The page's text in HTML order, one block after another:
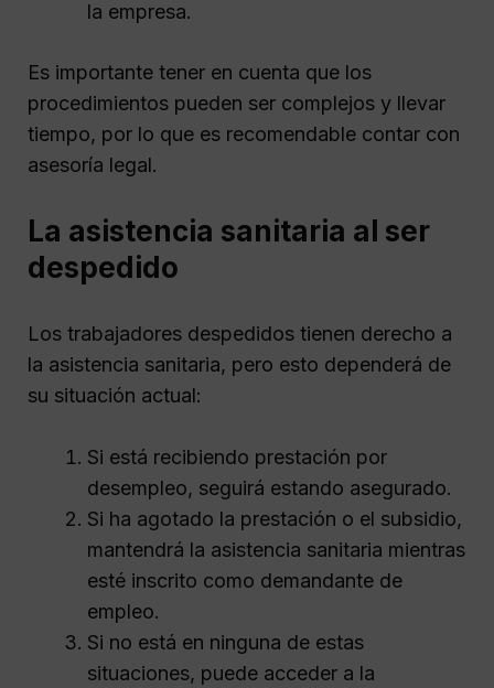
la empresa.
Es importante tener en cuenta que los
procedimientos pueden ser complejos y llevar
tiempo, por lo que es recomendable contar con
asesoría legal.
La asistencia sanitaria al ser
despedido
Los trabajadores despedidos tienen derecho a
la asistencia sanitaria, pero esto dependerá de
su situación actual:
Si está recibiendo prestación por
desempleo, seguirá estando asegurado.
Si ha agotado la prestación o el subsidio,
mantendrá la asistencia sanitaria mientras
esté inscrito como demandante de
empleo.
Si no está en ninguna de estas
situaciones, puede acceder a la